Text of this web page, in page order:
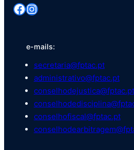
Facebook Instagram
e-mails:
secretaria@fptac.pt
administrativo@fptac.pt
conselhodejustica@fptac.pt
conselhofiscal@fptac.pt